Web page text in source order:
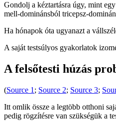
Gondolj a kéztartásra úgy, mint
mell-dominánsból tricepsz-
Ha hónapok óta ugyanazt a
A saját testsúlyos gyakorlatok
A felsőtesti húzás
(Source 1 ; Source 2; Source 3;
Itt omlik össze a legtöbb otthoni
pedig rögzítésre van szükségük a